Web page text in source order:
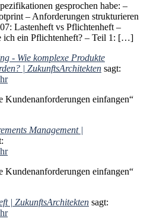
gesprochen habe: –
– Anforderungen strukturieren
Lastenheft vs Pflichtenheft –
ich ein Pflichtenheft? – Teil 1: […]
- Wie komplexe Produkte
| ZukunftsArchitekten sagt:
einfangen“
Management |
einfangen“
| ZukunftsArchitekten sagt: